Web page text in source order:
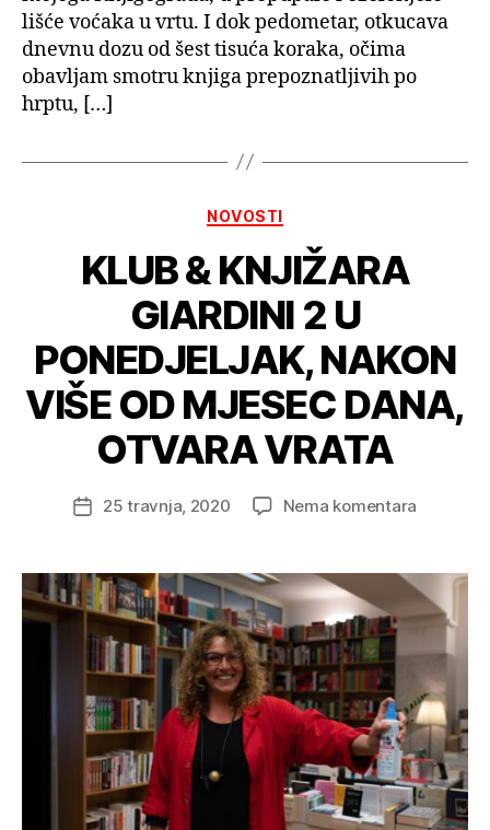
lišće voćaka u vrtu. I dok pedometar, otkucava
dnevnu dozu od šest tisuća koraka, očima
obavljam smotru knjiga prepoznatljivih po
hrptu, […]
Kategorije
NOVOSTI
KLUB & KNJIŽARA
GIARDINI 2 U
PONEDJELJAK, NAKON
VIŠE OD MJESEC DANA,
OTVARA VRATA
Datum
25 travnja, 2020 Nema komentara
GIARDINI
2
U
NAKON
VIŠE
OD
MJESEC
DANA,
OTVARA